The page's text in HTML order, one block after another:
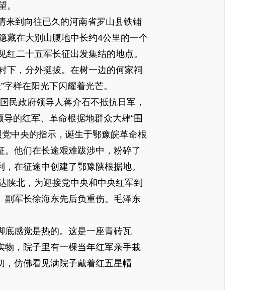
。
到向往已久的河南省罗山县铁铺
在大别山腹地中长约4公里的一个
二十五军长征出发集结的地点。
下，分外挺拔。在树一边的何家祠
样在阳光下闪耀着光芒。
政府领导人蒋介石不抵抗日军，
的红军、革命根据地群众大肆“围
中央的指示，诞生于鄂豫皖革命根
他们在长途艰难跋涉中，粉碎了
在征途中创建了鄂豫陕根据地。
陕北，为迎接党中央和中央红军到
副军长徐海东先后负重伤。毛泽东
感觉是热的。这是一座青砖瓦
物，院子里有一棵当年红军亲手栽
仿佛看见满院子戴着红五星帽